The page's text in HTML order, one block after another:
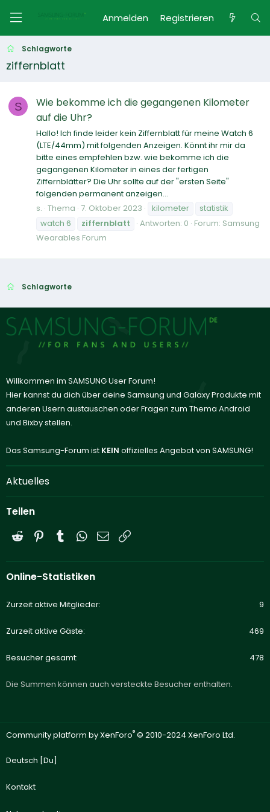
Anmelden Registrieren
Schlagworte
ziffernblatt
S
Wie bekomme ich die gegangenen Kilometer
auf die Uhr?
Hallo! Ich finde leider kein Ziffernblatt für meine Watch 6
(LTE/44mm) mit folgenden Anzeigen. Könnt ihr mir da
bitte eines empfehlen bzw. wie bekomme ich die
gegangenen Kilometer in eines der fertigen
Ziffernblätter? Die Uhr sollte auf der "ersten Seite"
folgenden permanent anzeigen...
s. Thema 7. Oktober 2023 kilometer
statistik
watch 6
ziffernblatt Antworten: 0 Forum: Samsung
Wearables Forum
Schlagworte
Willkommen im SAMSUNG User Forum!
Hier kannst du dich über deine Samsung und Galaxy Produkte mit
anderen Usern austauschen oder Fragen zum Thema Android
und Bixby stellen.
Das Samsung-Forum ist KEIN offizielles Angebot von SAMSUNG!
Aktuelles
Teilen
Reddit PinterestTumblrWhatsApp
E-Mail
Online-Statistiken
Zurzeit aktive Mitglieder 9
Zurzeit aktive Gäste 469
Besucher gesamt 478
Die Summen können auch versteckte Besucher enthalten.
Community platform by XenForo® © 2010-2024 XenForo Ltd.
Deutsch [Du]
Kontakt